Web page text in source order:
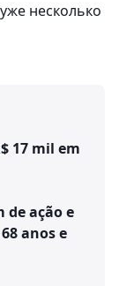
несколько
17 mil em
de ação e
anos e